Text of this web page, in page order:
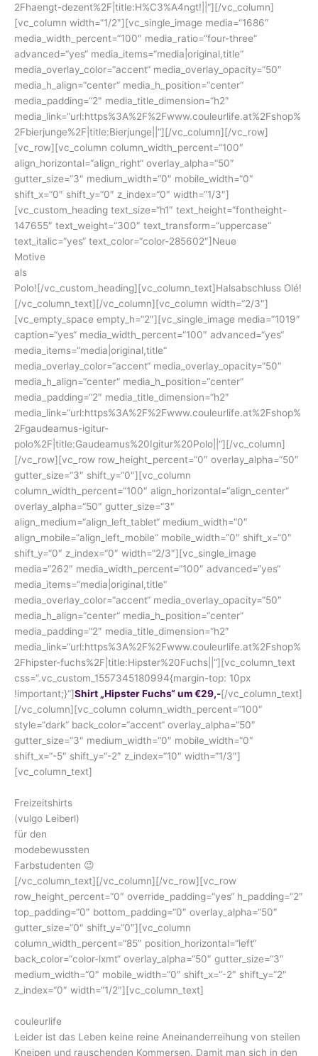
2Fhaengt-dezent%2F|title:H%C3%A4ngt!||“][/vc_column]
[vc_column width=“1/2″][vc_single_image media=“1686″
media_width_percent=“100″ media_ratio=“four-three“
advanced=“yes“ media_items=“media|original,title“
media_overlay_color=“accent“ media_overlay_opacity=“50″
media_h_align=“center“ media_h_position=“center“
media_padding=“2″ media_title_dimension=“h2″
media_link=“url:https%3A%2F%2Fwww.couleurlife.at%2Fshop%
2Fbierjunge%2F|title:Bierjunge||“][/vc_column][/vc_row]
[vc_row][vc_column column_width_percent=“100″
align_horizontal=“align_right“ overlay_alpha=“50″
gutter_size=“3″ medium_width=“0″ mobile_width=“0″
shift_x=“0″ shift_y=“0″ z_index=“0″ width=“1/3″]
[vc_custom_heading text_size=“h1″ text_height=“fontheight-
147655″ text_weight=“300″ text_transform=“uppercase“
text_italic=“yes“ text_color=“color-285602″]Neue
Motive
als
Polo![/vc_custom_heading][vc_column_text]Halsabschluss Olé!
[/vc_column_text][/vc_column][vc_column width=“2/3″]
[vc_empty_space empty_h=“2″][vc_single_image media=“1019″
caption=“yes“ media_width_percent=“100″ advanced=“yes“
media_items=“media|original,title“
media_overlay_color=“accent“ media_overlay_opacity=“50″
media_h_align=“center“ media_h_position=“center“
media_padding=“2″ media_title_dimension=“h2″
media_link=“url:https%3A%2F%2Fwww.couleurlife.at%2Fshop%
2Fgaudeamus-igitur-
polo%2F|title:Gaudeamus%20Igitur%20Polo||“][/vc_column]
[/vc_row][vc_row row_height_percent=“0″ overlay_alpha=“50″
gutter_size=“3″ shift_y=“0″][vc_column
column_width_percent=“100″ align_horizontal=“align_center“
overlay_alpha=“50″ gutter_size=“3″
align_medium=“align_left_tablet“ medium_width=“0″
align_mobile=“align_left_mobile“ mobile_width=“0″ shift_x=“0″
shift_y=“0″ z_index=“0″ width=“2/3″][vc_single_image
media=“262″ media_width_percent=“100″ advanced=“yes“
media_items=“media|original,title“
media_overlay_color=“accent“ media_overlay_opacity=“50″
media_h_align=“center“ media_h_position=“center“
media_padding=“2″ media_title_dimension=“h2″
media_link=“url:https%3A%2F%2Fwww.couleurlife.at%2Fshop%
2Fhipster-fuchs%2F|title:Hipster%20Fuchs||“][vc_column_text
css=“.vc_custom_1557345180994{margin-top: 10px
!important;}“]Shirt „Hipster Fuchs“ um €29,-[/vc_column_text]
[/vc_column][vc_column column_width_percent=“100″
style=“dark“ back_color=“accent“ overlay_alpha=“50″
gutter_size=“3″ medium_width=“0″ mobile_width=“0″
shift_x=“-5″ shift_y=“-2″ z_index=“10″ width=“1/3″]
[vc_column_text]
Freizeitshirts
(vulgo Leiberl)
für den
modebewussten
Farbstudenten 😉
[/vc_column_text][/vc_column][/vc_row][vc_row
row_height_percent=“0″ override_padding=“yes“ h_padding=“2″
top_padding=“0″ bottom_padding=“0″ overlay_alpha=“50″
gutter_size=“0″ shift_y=“0″][vc_column
column_width_percent=“85″ position_horizontal=“left“
back_color=“color-lxmt“ overlay_alpha=“50″ gutter_size=“3″
medium_width=“0″ mobile_width=“0″ shift_x=“-2″ shift_y=“2″
z_index=“0″ width=“1/2″][vc_column_text]
couleurlife
Leider ist das Leben keine reine Aneinanderreihung von steilen
Kneipen und rauschenden Kommersen. Damit man sich in den